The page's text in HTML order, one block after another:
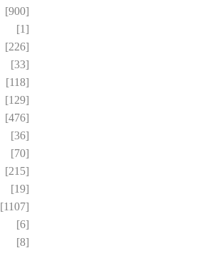
[900]
[1]
[226]
[33]
[118]
[129]
[476]
[36]
[70]
[215]
[19]
[1107]
[6]
[8]